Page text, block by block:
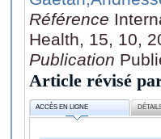
Référence
Health, 15, 10,
Publication
Article révisé
ACCÈS EN LIGNE